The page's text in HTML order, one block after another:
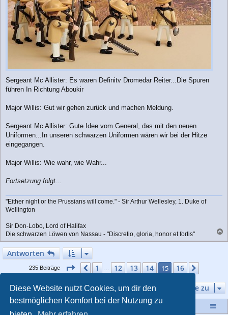
Diese Website nutzt Cookies, um dir den
bestmöglichen Komfort bei der Nutzung zu
Sergeant Mc Allister: Es waren Definitv Dromedar Reiter...Die Spuren
führen In Richtung Aboukir
Major Willis: Gut wir gehen zurück und machen Meldung.
Sergeant Mc Allister: Gute Idee vom General, das mit den neuen
Uniformen...In unseren schwarzen Uniformen wären wir bei der Hitze
eingegangen.
Major Willis: Wie wahr, wie Wahr...
Fortsetzung folgt...
"Either night or the Prussians will come." - Sir Arthur Wellesley, 1. Duke of
Wellington
Sir Don-Lobo, Lord of Halifax
Die schwarzen Löwen von Nassau - "Discretio, gloria, honor et fortis"
a
Antworten
235 Beiträge Seite15 von16
Vorherige
1 12 13 14 15 16
Gehe zu
Startseite